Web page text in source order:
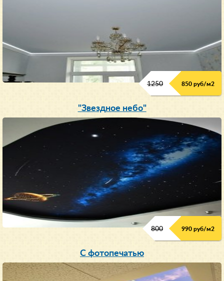
1250 850 руб/м2
"Звездное небо"
800 990 руб/м2
С фотопечатью